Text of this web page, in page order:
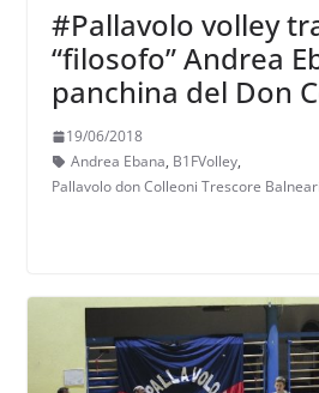
#Pallavolo volley
“filosofo” Andrea
panchina del Don
19/06/2018
Andrea Ebana, B1FVolley,
Pallavolo don Colleoni Trescore